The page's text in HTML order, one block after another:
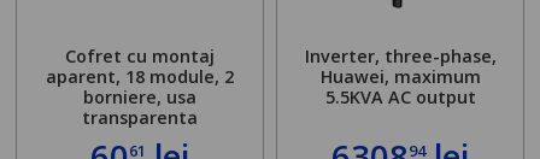
Cofret cu montaj
aparent, 18 module, 2
borniere, usa
transparenta
61
Inverter, three-phase,
Huawei, maximum
5.5KVA AC output
94